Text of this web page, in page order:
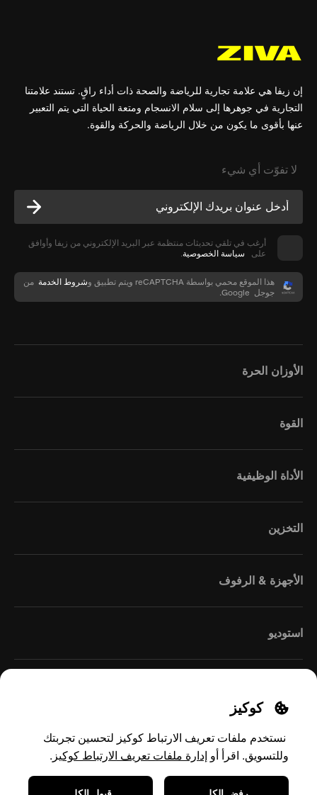
إن زيفا هي علامة تجارية للرياضة والصحة ذات أداء راقٍ. تستند علامتنا
التجارية في جوهرها إلى سلام الانسجام ومتعة الحياة التي يتم التعبير
عنها بأقوى ما يكون من خلال الرياضة والحركة والقوة.
لا تفوّت أي شيء
أرغب في تلقي تحديثات منتظمة عبر البريد الإلكتروني من زيفا وأوافق
على
سياسة الخصوصية.
هذا الموقع محمي بواسطة reCAPTCHA ويتم تطبيق وشروط الخدمة من
جوجل Google.
الأوزان الحرة
القوة
الأداة الوظيفية
التخزين
الأجهزة & الرفوف
استوديو
Middle East(Arabic)
كوكيز
نستخدم ملفات تعريف الارتباط كوكيز لتحسين تجربتك
وللتسويق. اقرأ أو إدارة ملفات تعريف الارتباط كوكيز .